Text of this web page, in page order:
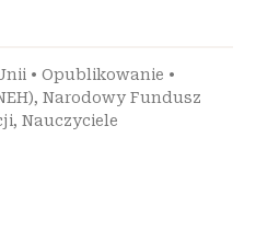
• Opublikowanie •
, Narodowy Fundusz
, Nauczyciele